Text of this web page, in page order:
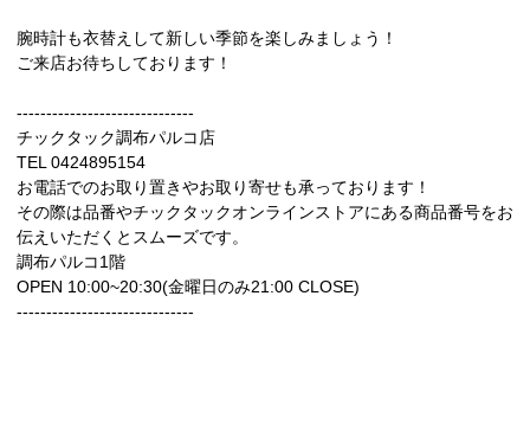
腕時計も衣替えして新しい季節を楽しみましょう！
ご来店お待ちしております！
------------------------------
チックタック調布パルコ店
TEL 0424895154
お電話でのお取り置きやお取り寄せも承っております！
その際は品番やチックタックオンラインストアにある商品番号をお
伝えいただくとスムーズです。
調布パルコ1階
OPEN 10:00~20:30(金曜日のみ21:00 CLOSE)
------------------------------